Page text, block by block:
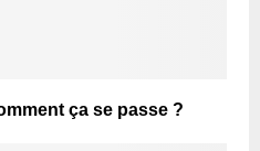
ça se passe ?